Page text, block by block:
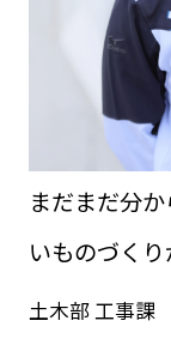
まだまだ分
いものづく
土木部 工事課